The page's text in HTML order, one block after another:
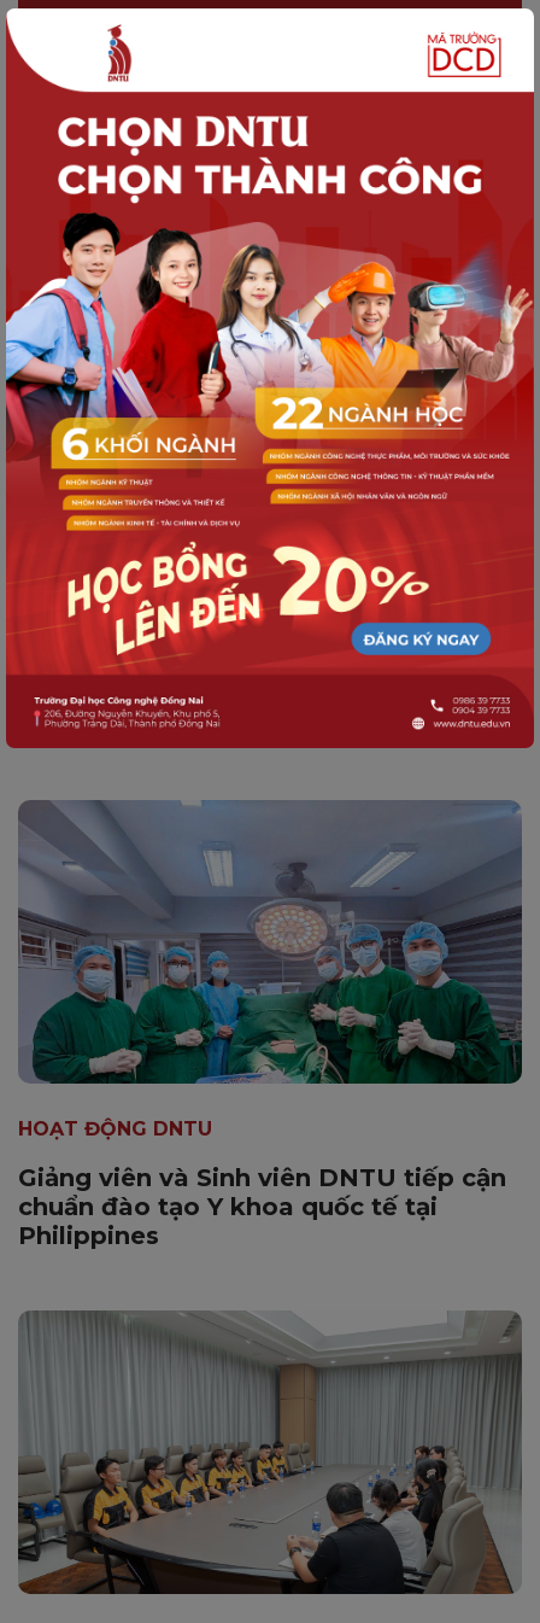
HOẠT ĐỘNG DNTU
DNTU Ký Kết Hợp Tác Với Trường Đại
Học NU Laguna (Philippines): Mở Ra Cơ
Hội Học Tập Và Giao Lưu Thể Thao
Quốc Tế Cho Sinh Viên
HOẠT ĐỘNG DNTU
Giảng viên và Sinh viên DNTU tiếp cận
chuẩn đào tạo Y khoa quốc tế tại
Philippines